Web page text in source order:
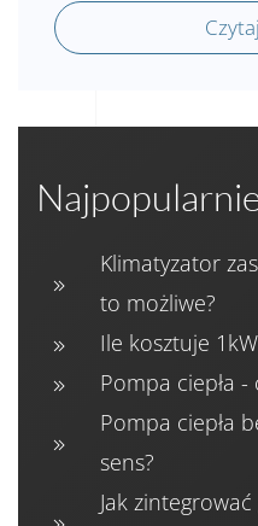
Klimatyzator
to możliwe?
Ile kosztuje
Pompa ciepła -
Pompa ciepła
sens?
Jak